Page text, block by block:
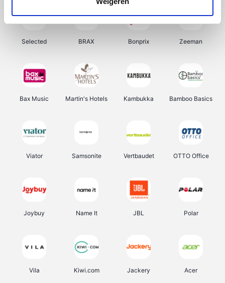
Selected BRAX Bonprix Zeeman
Bax Music Martin's Hotels Kambukka Bamboo Basics
Viator Samsonite Vertbaudet OTTO Office
Joybuy Name It JBL Polar
Vila Kiwi.com Jackery Acer